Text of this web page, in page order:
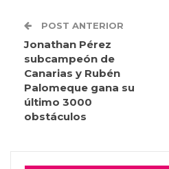
POST ANTERIOR
Jonathan Pérez
subcampeón de
Canarias y Rubén
Palomeque gana su
último 3000
obstáculos